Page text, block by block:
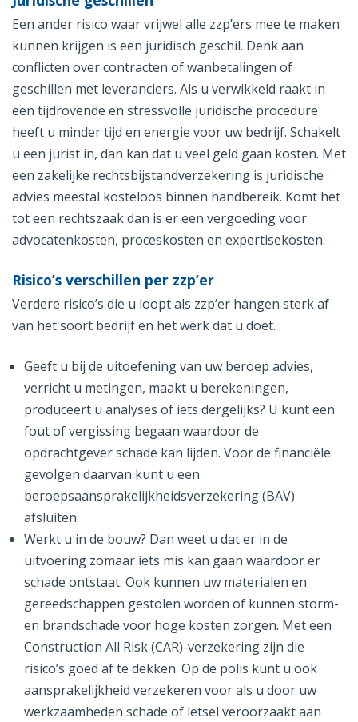
Een ander risico waar vrijwel alle zzp’ers mee te maken
kunnen krijgen is een juridisch geschil. Denk aan
conflicten over contracten of wanbetalingen of
geschillen met leveranciers. Als u verwikkeld raakt in
een tijdrovende en stressvolle juridische procedure
heeft u minder tijd en energie voor uw bedrijf. Schakelt
u een jurist in, dan kan dat u veel geld gaan kosten. Met
een zakelijke rechtsbijstandverzekering is juridische
advies meestal kosteloos binnen handbereik. Komt het
tot een rechtszaak dan is er een vergoeding voor
advocatenkosten, proceskosten en expertisekosten.
Risico’s verschillen per zzp’er
Verdere risico’s die u loopt als zzp’er hangen sterk af
van het soort bedrijf en het werk dat u doet.
Geeft u bij de uitoefening van uw beroep advies,
verricht u metingen, maakt u berekeningen,
produceert u analyses of iets dergelijks? U kunt een
fout of vergissing begaan waardoor de
opdrachtgever schade kan lijden. Voor de financiële
gevolgen daarvan kunt u een
beroepsaansprakelijkheidsverzekering (BAV)
afsluiten.
Werkt u in de bouw? Dan weet u dat er in de
uitvoering zomaar iets mis kan gaan waardoor er
schade ontstaat. Ook kunnen uw materialen en
gereedschappen gestolen worden of kunnen storm-
en brandschade voor hoge kosten zorgen. Met een
Construction All Risk (CAR)-verzekering zijn die
risico’s goed af te dekken. Op de polis kunt u ook
aansprakelijkheid verzekeren voor als u door uw
werkzaamheden schade of letsel veroorzaakt aan